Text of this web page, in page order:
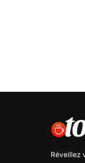
Réveillez